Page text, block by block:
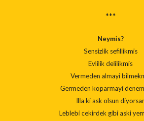
***
Neymis?
Sensizlik sefillikmis
Evlilik delilikmis
Vermeden almayi
Germeden koparmayi
Illa ki ask olsun
Leblebi cekirdek gibi aski